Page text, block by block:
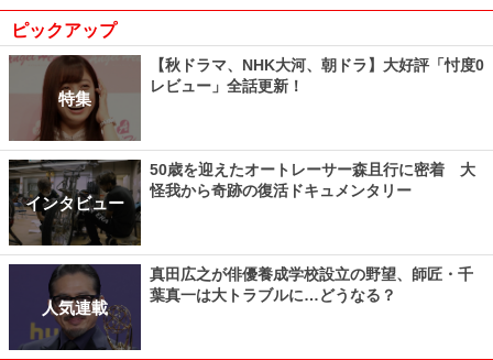
ピックアップ
特集
【秋ドラマ、NHK大河、朝ドラ】大好評「忖度0
レビュー」全話更新！
インタビュー
50歳を迎えたオートレーサー森且行に密着 大
怪我から奇跡の復活ドキュメンタリー
人気連載
真田広之が俳優養成学校設立の野望、師匠・千
葉真一は大トラブルに…どうなる？